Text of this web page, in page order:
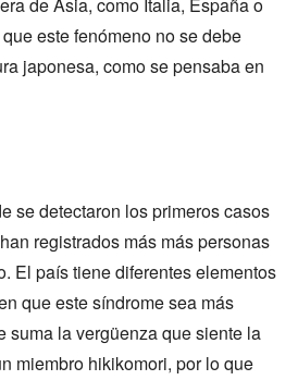
este fenómeno no se debe
japonesa, como se pensaba en
se detectaron los primeros casos
registrados más más personas
El país tiene diferentes elementos
que este síndrome sea más
suma la vergüenza que siente la
miembro hikikomori, por lo que